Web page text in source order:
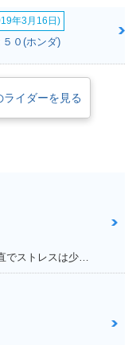
年3月16日)
０(ホンダ)
イダーを見る
満足ポイント:コンセプトがいい。 操作感は素直でストレスは少ない。 走行に安定感があり、姿勢もいいので疲れにくい。 全体的にバランスが良く、尖っていないので落ち着いてバイクに乗る人は長く乗れると思う。